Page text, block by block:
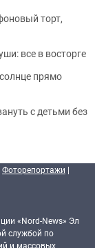
торт,
все в восторге
прямо
с детьми без
Фоторепортажи |
«Nord-News» Эл
службой по
и массовых